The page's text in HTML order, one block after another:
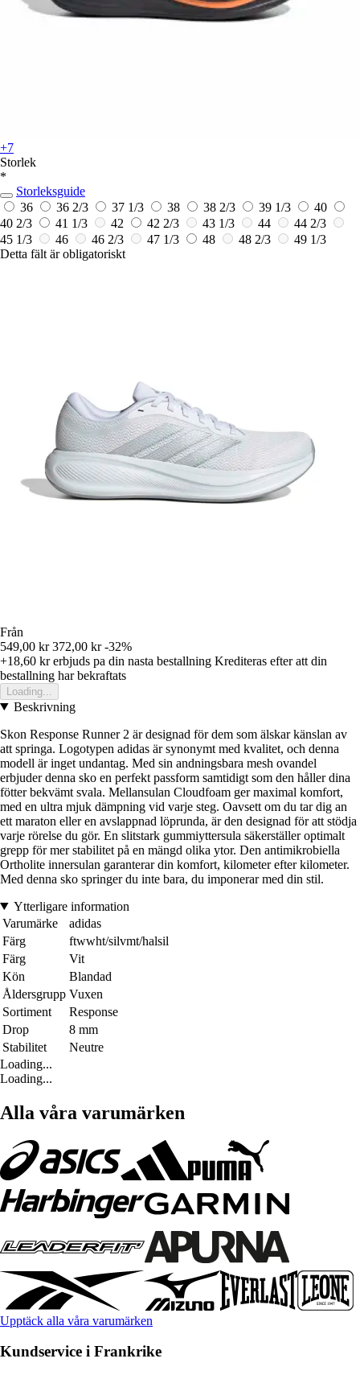
+7
Storlek
*
Storleksguide
36
36 2/3 37 1/3 38 38 2/3 39 1/3
40
40 2/3
41 1/3 42 42 2/3 43 1/3 44
44 2/3
45 1/3
46 46 2/3 47 1/3 48 48 2/3
49 1/3
Detta fält är obligatoriskt
Från
549,00 kr 372,00 kr -32%
+18,60 krerbjuds pa din nasta bestallning Krediteras efter att din
bestallning har bekraftats
Loading...
Beskrivning
Skon Response Runner 2 är designad för dem som älskar känslan av
att springa. Logotypen adidas är synonymt med kvalitet, och denna
modell är inget undantag. Med sin andningsbara mesh ovandel
erbjuder denna sko en perfekt passform samtidigt som den håller dina
fötter bekvämt svala. Mellansulan Cloudfoam ger maximal komfort,
med en ultra mjuk dämpning vid varje steg. Oavsett om du tar dig an
ett maraton eller en avslappnad löprunda, är den designad för att stödja
varje rörelse du gör. En slitstark gummiyttersula säkerställer optimalt
grepp för mer stabilitet på en mängd olika ytor. Den antimikrobiella
Ortholite innersulan garanterar din komfort, kilometer efter kilometer.
Med denna sko springer du inte bara, du imponerar med din stil.
Ytterligare information
Varumärke
adidas
Färg
ftwwht/silvmt/halsil
Färg
Vit
Kön
Blandad
Åldersgrupp Vuxen
Sortiment
Response
Drop
8 mm
Stabilitet
Neutre
Loading...
Loading...
Alla våra varumärken
Upptäck alla våra varumärken
Kundservice i Frankrike